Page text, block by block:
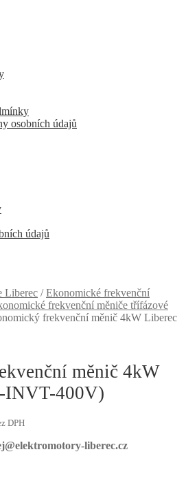
osobních údajů
údajů
Liberec /Ekonomické frekvenční
frekvenční měniče třífázové
frekvenční měnič 4kW Liberec
měnič 4kW
INVT-400V)
DPH
liberec.cz